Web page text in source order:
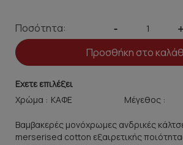
Ποσότητα: - +
Προσθήκη στο
Εχετε επιλέξει
Χρώμα :
Μέγεθος :
Βαμβακερές μονόχρωμες ανδρικές
merserised cotton εξαιρετικής